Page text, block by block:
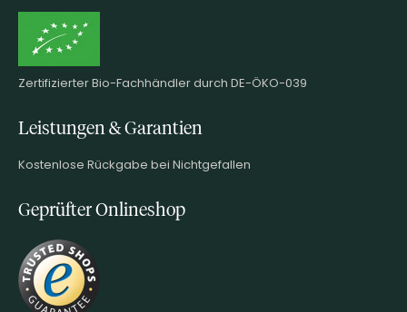
Zertifizierter Bio-Fachhändler durch DE-ÖKO-039
Leistungen & Garantien
Kostenlose Rückgabe bei Nichtgefallen
Geprüfter Onlineshop